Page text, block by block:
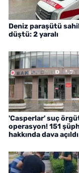
Deniz paraşütü
düştü: 2 yaralı
'Casperlar' suç
operasyon! 151
hakkında dava açıldı